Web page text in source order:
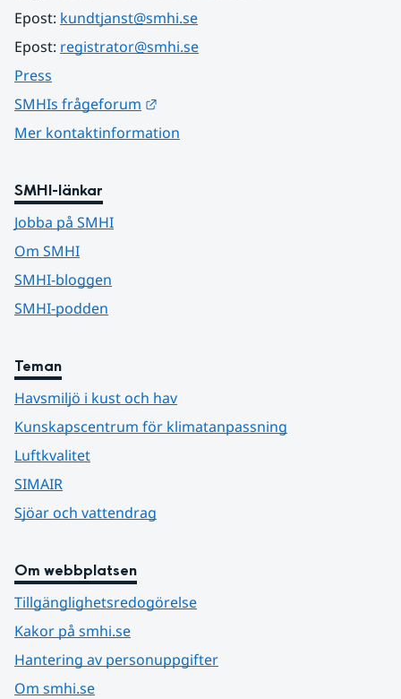
Epost: kundtjanst@smhi.se
Epost: registrator@smhi.se
Press
SMHIs frågeforum
Mer kontaktinformation
SMHI-länkar
Jobba på SMHI
Om SMHI
SMHI-bloggen
SMHI-podden
Teman
Havsmiljö i kust och hav
Kunskapscentrum för klimatanpassning
Luftkvalitet
SIMAIR
Sjöar och vattendrag
Om webbplatsen
Tillgänglighetsredogörelse
Kakor på smhi.se
Hantering av personuppgifter
Om smhi.se